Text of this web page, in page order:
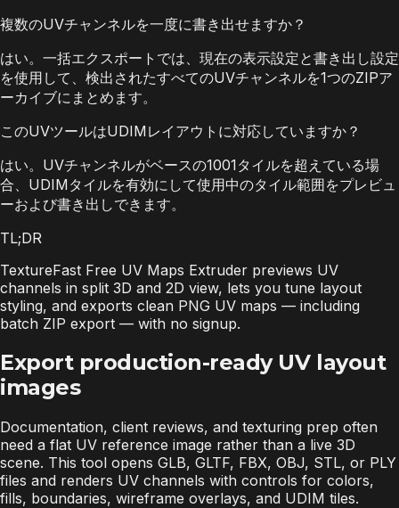
複数のUVチャンネルを一度に書き出せますか？
はい。一括エクスポートでは、現在の表示設定と書き出し設定
を使用して、検出されたすべてのUVチャンネルを1つのZIPア
ーカイブにまとめます。
このUVツールはUDIMレイアウトに対応していますか？
はい。UVチャンネルがベースの1001タイルを超えている場
合、UDIMタイルを有効にして使用中のタイル範囲をプレビュ
ーおよび書き出しできます。
TL;DR
TextureFast Free UV Maps Extruder previews UV
channels in split 3D and 2D view, lets you tune layout
styling, and exports clean PNG UV maps — including
batch ZIP export — with no signup.
Export production-ready UV layout
images
Documentation, client reviews, and texturing prep often
need a flat UV reference image rather than a live 3D
scene. This tool opens GLB, GLTF, FBX, OBJ, STL, or PLY
files and renders UV channels with controls for colors,
fills, boundaries, wireframe overlays, and UDIM tiles.